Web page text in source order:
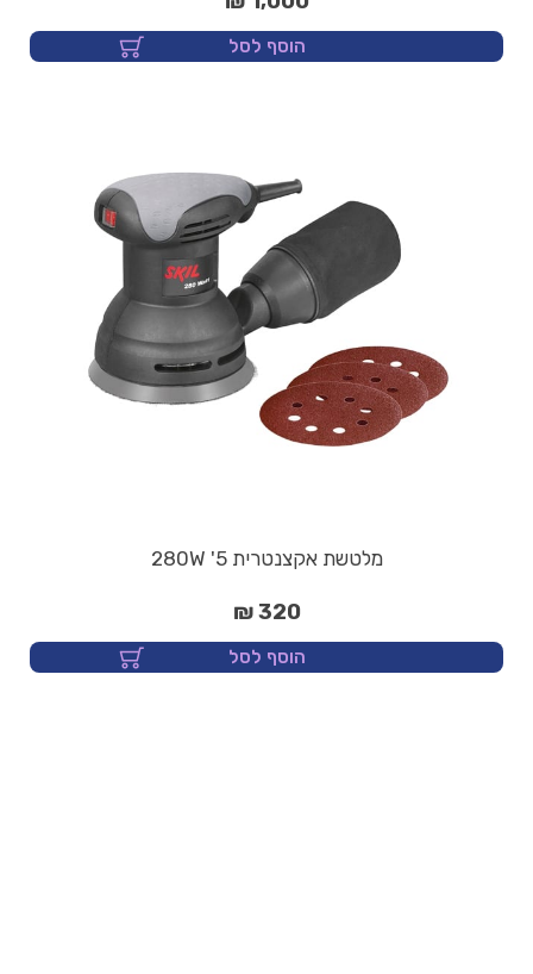
הוסף לסל
מלטשת אקצנטרית 5' 280W
320 ₪
הוסף לסל